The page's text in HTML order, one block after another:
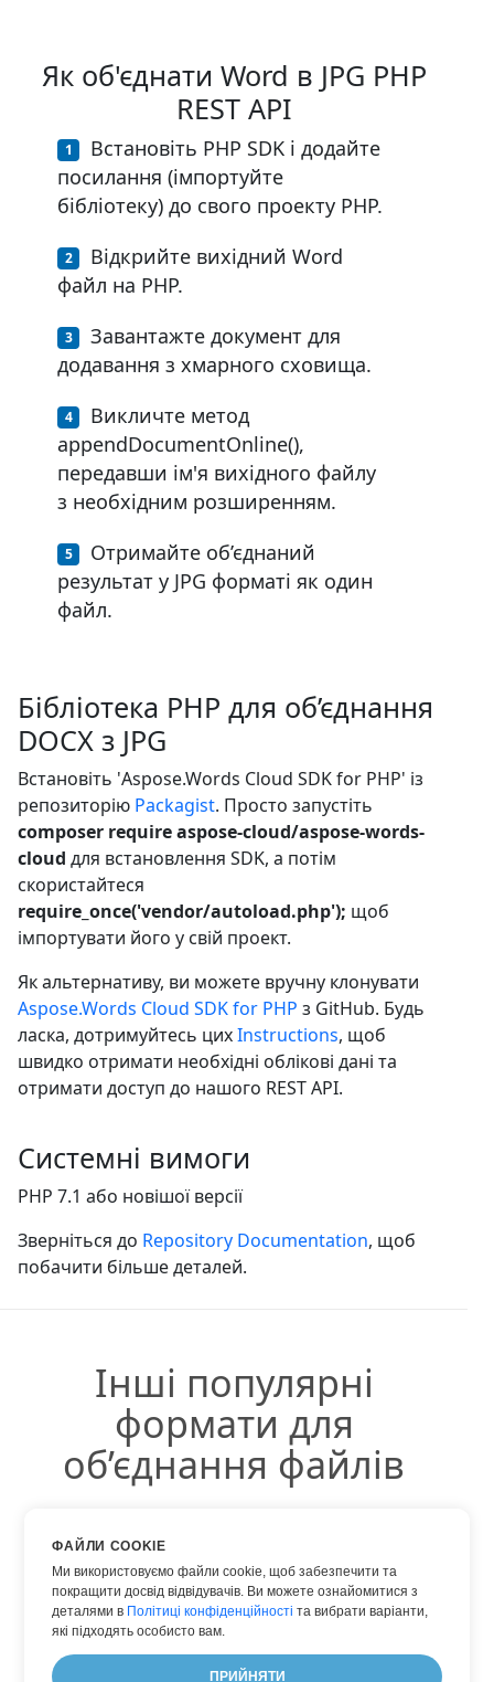
Як об'єднати Word в JPG PHP
REST API
Встановіть PHP SDK і додайте
посилання (імпортуйте
бібліотеку) до свого проекту PHP.
Відкрийте вихідний Word
файл на PHP.
Завантажте документ для
додавання з хмарного сховища.
Викличте метод
appendDocumentOnline(),
передавши ім'я вихідного файлу
з необхідним розширенням.
Отримайте об’єднаний
результат у JPG форматі як один
файл.
Бібліотека PHP для об’єднання
DOCX з JPG
Встановіть 'Aspose.Words Cloud SDK for PHP' із
репозиторію Packagist. Просто запустіть
composer require aspose-cloud/aspose-words-
cloud для встановлення SDK, а потім
скористайтеся
require_once('vendor/autoload.php'); щоб
імпортувати його у свій проект.
Як альтернативу, ви можете вручну клонувати
Aspose.Words Cloud SDK for PHP з GitHub. Будь
ласка, дотримуйтесь цихInstructions, щоб
швидко отримати необхідні облікові дані та
отримати доступ до нашого REST API.
Системні вимоги
PHP 7.1 або новішої версії
Зверніться до Repository Documentation, щоб
побачити більше деталей.
Інші популярні
формати для
об’єднання файлів
Ви можете використовувати інші популярні
формати:
WORD INTO PDF
ФАЙЛИ COOKIE
Ми використовуємо файли cookie, щоб забезпечити та
покращити досвід відвідувачів. Ви можете ознайомитися з
деталями в Політиці конфіденційності та вибрати варіанти,
які підходять особисто вам.
ПРИЙНЯТИ